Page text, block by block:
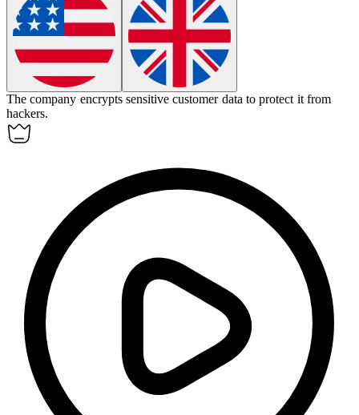
The company encrypts sensitive customer data to protect it from
hackers.